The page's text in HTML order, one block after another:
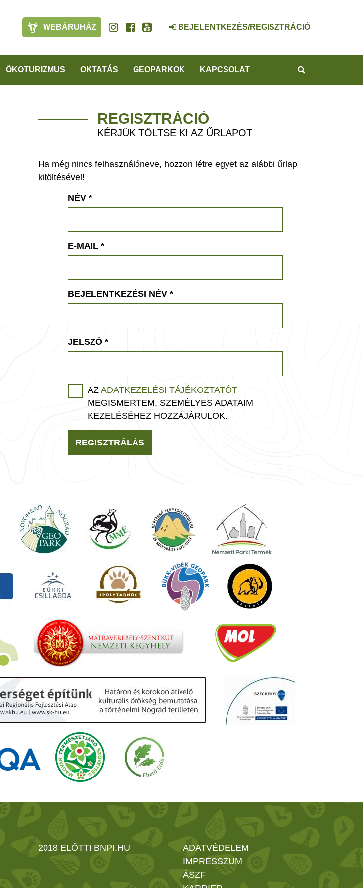
WEBÁRUHÁZ BEJELENTKEZÉS/REGISZTRÁCIÓ
ÖKOTURIZMUS OKTATÁS GEOPARKOK KAPCSOLAT
REGISZTRÁCIÓ
KÉRJÜK TÖLTSE KI AZ ŰRLAPOT
Ha még nincs felhasználóneve, hozzon létre egyet az alábbi űrlap
kitöltésével!
NÉV *
E-MAIL *
BEJELENTKEZÉSI NÉV *
JELSZÓ *
AZ ADATKEZELÉSI TÁJÉKOZTATÓT
MEGISMERTEM, SZEMÉLYES ADATAIM
KEZELÉSÉHEZ HOZZÁJÁRULOK.
REGISZTRÁLÁS
2018 ELŐTTI BNPI.HU
ADATVÉDELEM
IMPRESSZUM
ÁSZF